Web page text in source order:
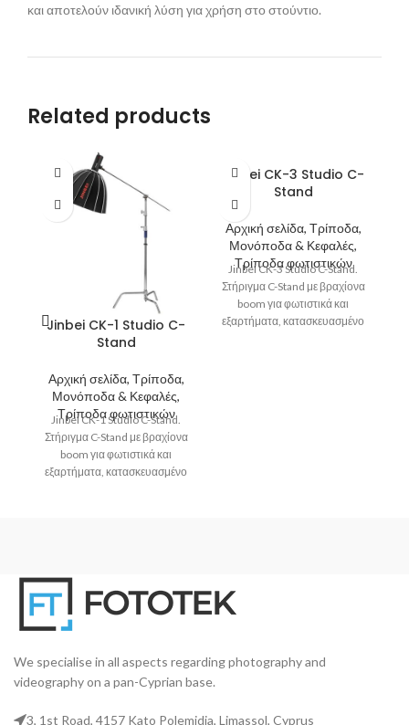
και αποτελούν ιδανική λύση για χρήση στο στούντιο.
Related products
Jinbei CK-1 Studio C-
Stand
Αρχική σελίδα, Τρίποδα,
Μονόποδα & Κεφαλές,
Τρίποδα φωτιστικών
Jinbei CK-1 Studio C-Stand.
Στήριγμα C-Stand με βραχίονα
boom για φωτιστικά και
εξαρτήματα, κατασκευασμένο
Jinbei CK-3 Studio C-
Stand
Αρχική σελίδα, Τρίποδα,
Μονόποδα & Κεφαλές,
Τρίποδα φωτιστικών
Jinbei CK-3 Studio C-Stand.
Στήριγμα C-Stand με βραχίονα
boom για φωτιστικά και
εξαρτήματα, κατασκευασμένο
We specialise in all aspects regarding photography and
videography on a pan-Cyprian base.
3, 1st Road, 4157 Kato Polemidia, Limassol, Cyprus